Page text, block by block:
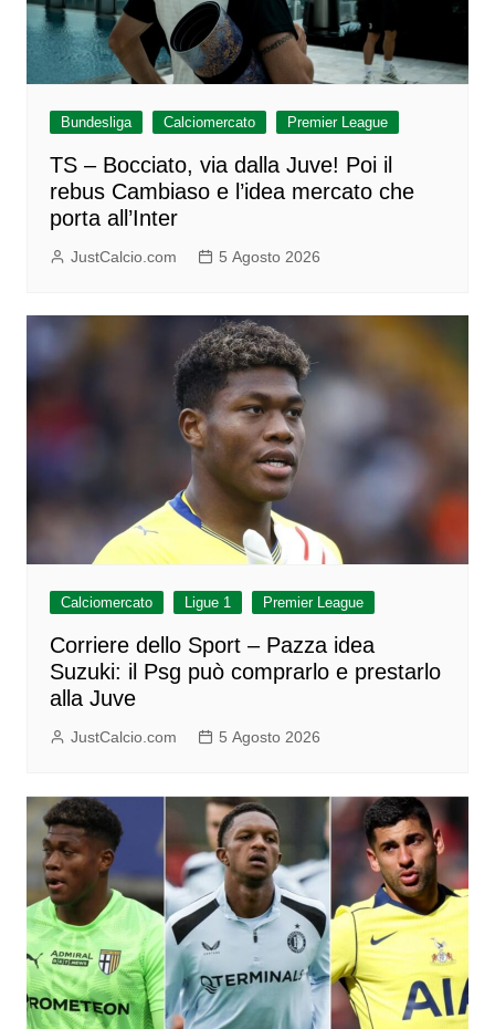
Bundesliga Calciomercato Premier League
TS – Bocciato, via dalla Juve! Poi il
rebus Cambiaso e l’idea mercato che
porta all’Inter
JustCalcio.com 5 Agosto 2026
Calciomercato Ligue 1 Premier League
Corriere dello Sport – Pazza idea
Suzuki: il Psg può comprarlo e prestarlo
alla Juve
JustCalcio.com 5 Agosto 2026